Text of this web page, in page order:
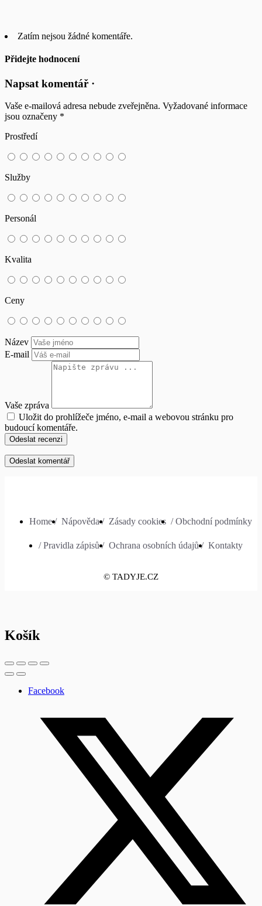
Zatím nejsou žádné komentáře.
Přidejte hodnocení
Napsat komentář ·
Vaše e-mailová adresa nebude zveřejněna. Vyžadované informace
jsou označeny *
Prostředí
Služby
Personál
Kvalita
Ceny
Název
E-mail
Vaše zpráva
Uložit do prohlížeče jméno, e-mail a webovou stránku pro
budoucí komentáře.
Odeslat recenzi
Home / Nápověda / Zásady cookies / Obchodní podmínky
/ Pravidla zápisů / Ochrana osobních údajů / Kontakty
© TADYJE.CZ
Košík
Facebook